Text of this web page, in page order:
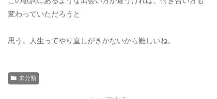
変わっていただろうと
思う。人生ってやり直しがきかないから難しいね。
未分類